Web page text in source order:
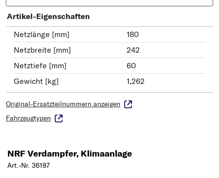
Artikel-Eigenschaften
Netzlänge [mm]
180
Netzbreite [mm]
242
Netztiefe [mm]
60
Gewicht [kg]
1,262
Original-Ersatzteilnummern anzeigen
Fahrzeugtypen
NRF Verdampfer, Klimaanlage
Art.-Nr. 36187